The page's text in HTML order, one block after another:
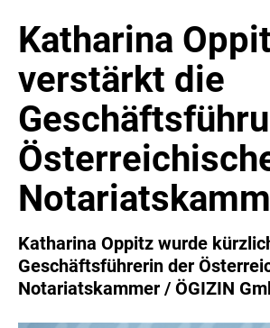
ÖSTERREICHISCHE NOTARIATSKAMMER
MEDIA
PRESSEKONTAKT
Katharina
verstärkt die
Katharina Oppitz wurde
Geschäftsführerin der
Notariatskammer / ÖGIZIN